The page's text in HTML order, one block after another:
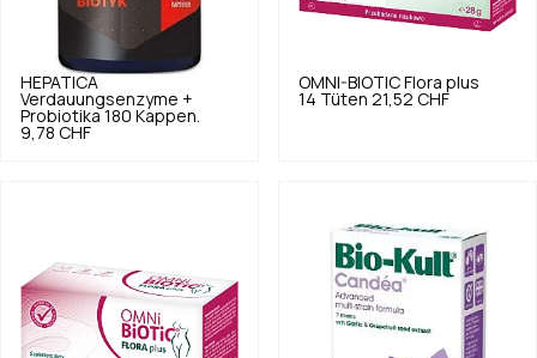
HEPATICA
Verdauungsenzyme +
Probiotika 180 Kappen.
9,78 CHF
OMNI-BIOTIC Flora plus
14 Tüten 21,52 CHF